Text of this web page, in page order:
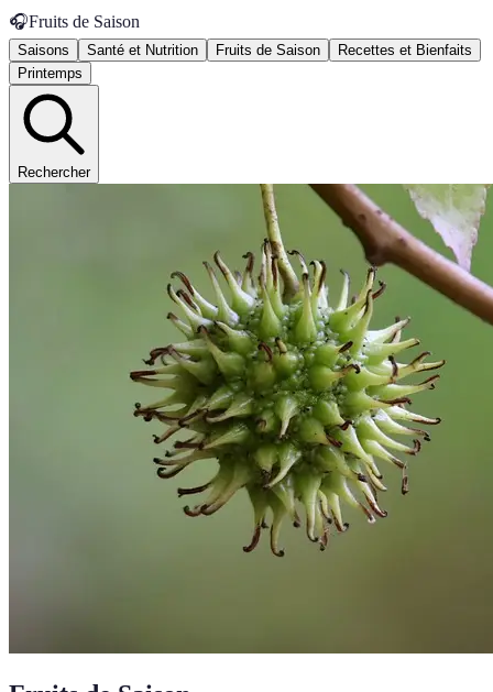
🎧Fruits de Saison
Saisons Santé et Nutrition Fruits de Saison
Recettes et Bienfaits
Printemps
Rechercher